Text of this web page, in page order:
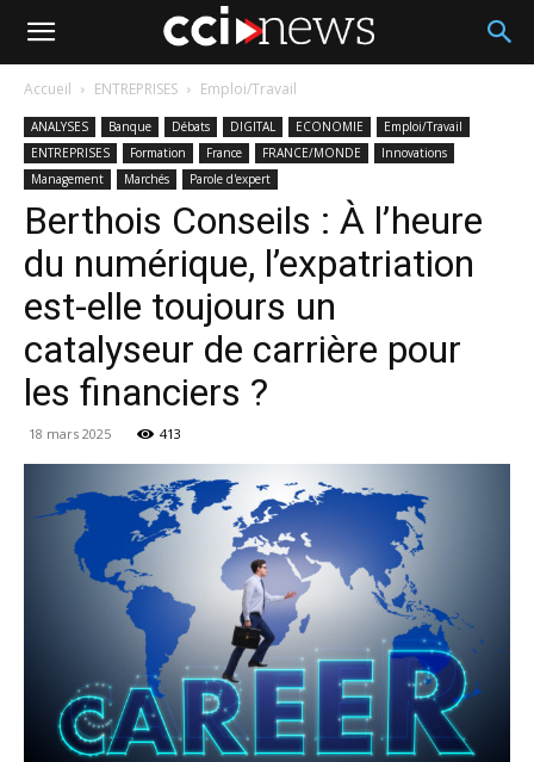
Accueil ENTREPRISES Emploi/Travail
ANALYSES Banque Débats DIGITAL ECONOMIE
Emploi/Travail
ENTREPRISES
Formation France FRANCE/MONDE
Innovations
Management
Marchés Parole d'expert
Berthois Conseils : À l’heure
du numérique, l’expatriation
est-elle toujours un
catalyseur de carrière pour
les financiers ?
18 mars 2025 413